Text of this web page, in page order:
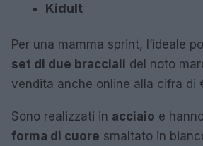
Kidult
Per una mamma sprint, l’ideale
set di due bracciali del noto
vendita anche online alla cifra di
Sono realizzati in acciaio e
forma di cuore smaltato in